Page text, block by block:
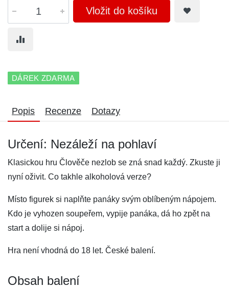
Vložit do košíku
DÁREK ZDARMA
Popis Recenze Dotazy
Určení: Nezáleží na pohlaví
Klasickou hru Člověče nezlob se zná snad každý. Zkuste ji
nyní oživit. Co takhle alkoholová verze?
Místo figurek si naplňte panáky svým oblíbeným nápojem.
Kdo je vyhozen soupeřem, vypije panáka, dá ho zpět na
start a dolije si nápoj.
Hra není vhodná do 18 let. České balení.
Obsah balení